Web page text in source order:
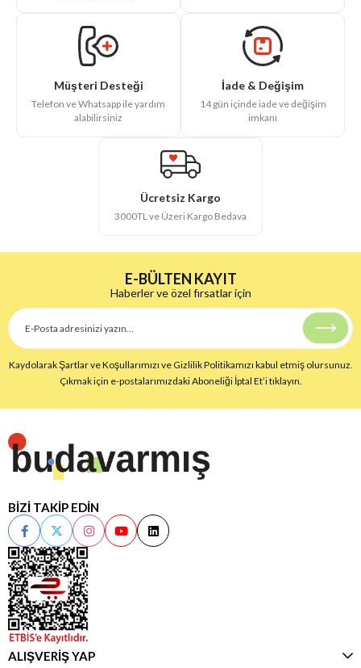
Müşteri Desteği
Telefon ve Whatsapp ile yardım
alabilirsiniz
İade & Değişim
14 gün içinde iade ve değişim
imkanı
Ücretsiz Kargo
3000TL ve Üzeri Kargo Bedava
E-BÜLTEN KAYIT
Haberler ve özel fırsatlar için
Kaydolarak Şartlar ve Koşullarımızı ve Gizlilik Politikamızı kabul etmiş olursunuz.
Çıkmak için e-postalarımızdaki Aboneliği İptal Et’i tıklayın.
BİZİ TAKİP EDİN
ALIŞVERİŞ YAP